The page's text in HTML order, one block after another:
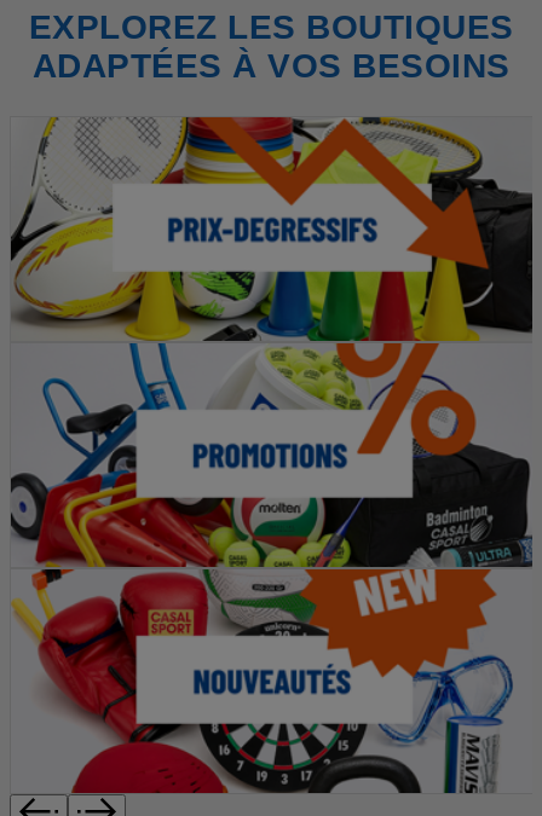
EXPLOREZ LES BOUTIQUES
ADAPTÉES À VOS BESOINS